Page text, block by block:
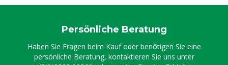
Persönliche Beratung
Haben Sie Fragen beim Kauf oder benötigen Sie eine
persönliche Beratung, kontaktieren Sie uns unter